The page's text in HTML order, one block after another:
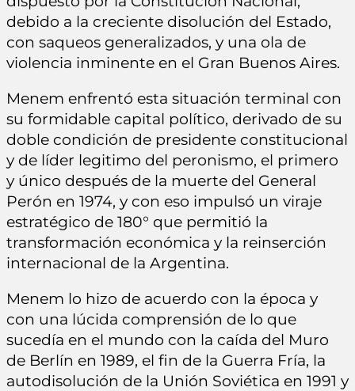
debido a la creciente disolución del Estado,
con saqueos generalizados, y una ola de
violencia inminente en el Gran Buenos Aires.
Menem enfrentó esta situación terminal con
su formidable capital político, derivado de su
doble condición de presidente constitucional
y de líder legitimo del peronismo, el primero
y único después de la muerte del General
Perón en 1974, y con eso impulsó un viraje
estratégico de 180° que permitió la
transformación económica y la reinserción
internacional de la Argentina.
Menem lo hizo de acuerdo con la época y
con una lúcida comprensión de lo que
sucedía en el mundo con la caída del Muro
de Berlín en 1989, el fin de la Guerra Fría, la
autodisolución de la Unión Soviética en 1991 y